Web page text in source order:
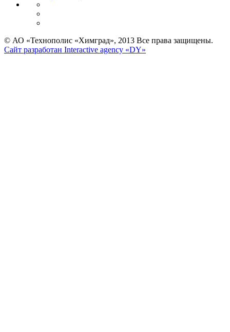
© АО «Технополис «Химград», 2013 Все права защищены.
Сайт разработан Interactive agency «DY»